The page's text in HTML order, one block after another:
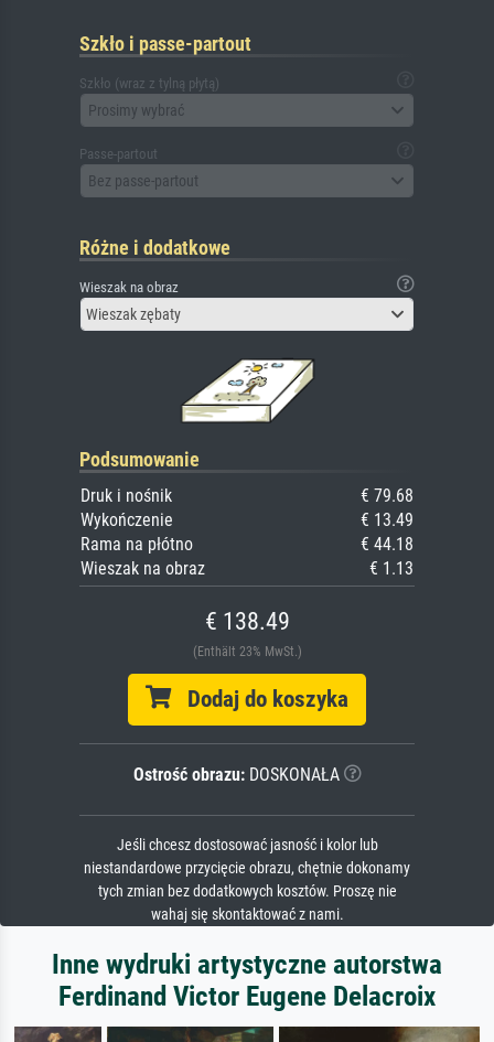
Szkło i passe-partout
Szkło (wraz z tylną płytą)
Prosimy wybrać
Passe-partout
Bez passe-partout
Różne i dodatkowe
Wieszak na obraz
Wieszak zębaty
Podsumowanie
Druk i nośnik
€ 79.68
Wykończenie
€ 13.49
Rama na płótno
€ 44.18
Wieszak na obraz
€ 1.13
€ 138.49
(Enthält 23% MwSt.)
Dodaj do koszyka
Ostrość obrazu:DOSKONAŁA
Jeśli chcesz dostosować jasność i kolor lub
niestandardowe przycięcie obrazu, chętnie dokonamy
tych zmian bez dodatkowych kosztów. Proszę nie
wahaj się skontaktować z nami.
Inne wydruki artystyczne autorstwa
Ferdinand Victor Eugene Delacroix